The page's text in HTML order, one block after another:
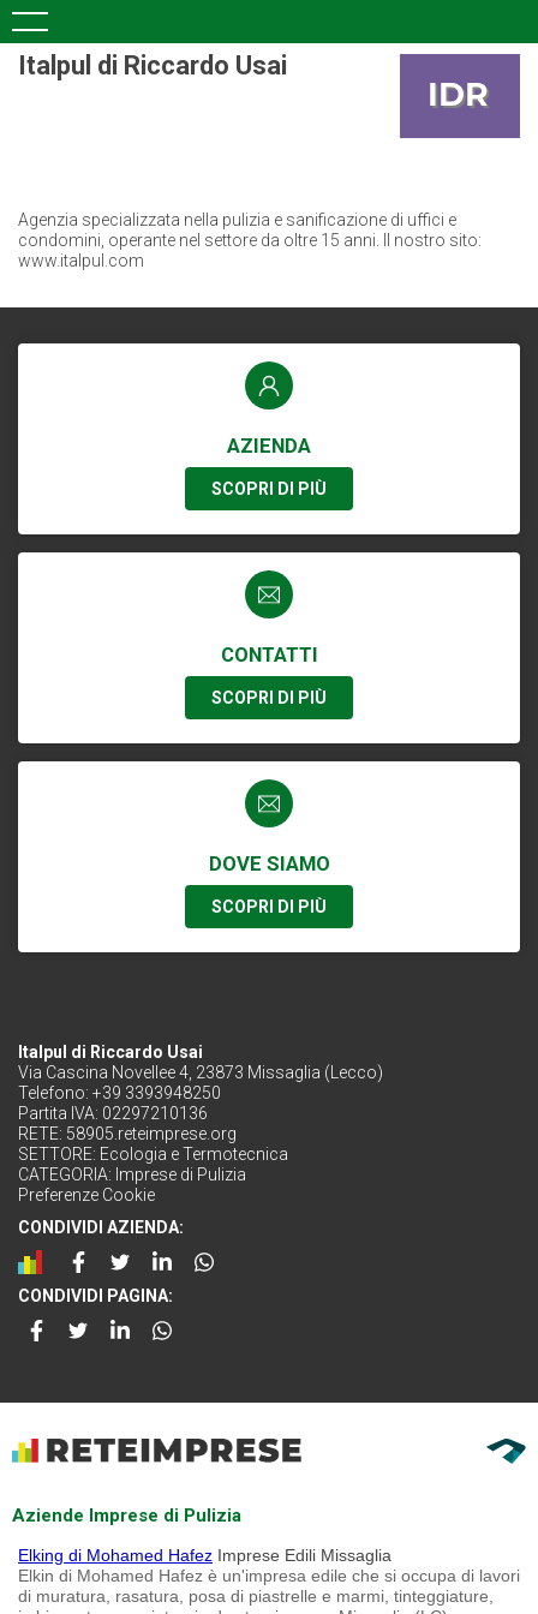
Italpul di Riccardo Usai
Agenzia specializzata nella pulizia e sanificazione di uffici e
condomini, operante nel settore da oltre 15 anni. Il nostro sito:
www.italpul.com
AZIENDA
SCOPRI DI PIÙ
CONTATTI
SCOPRI DI PIÙ
DOVE SIAMO
SCOPRI DI PIÙ
Italpul di Riccardo Usai
Via Cascina Novellee 4, 23873 Missaglia (Lecco)
Telefono: +39 3393948250
Partita IVA: 02297210136
RETE: 58905.reteimprese.org
SETTORE: Ecologia e Termotecnica
CATEGORIA: Imprese di Pulizia
Preferenze Cookie
CONDIVIDI AZIENDA:
CONDIVIDI PAGINA:
Aziende Imprese di Pulizia
Elking di Mohamed Hafez Imprese Edili Missaglia
Elkin di Mohamed Hafez è un'impresa edile che si occupa di lavori
di muratura, rasatura, posa di piastrelle e marmi, tinteggiature,